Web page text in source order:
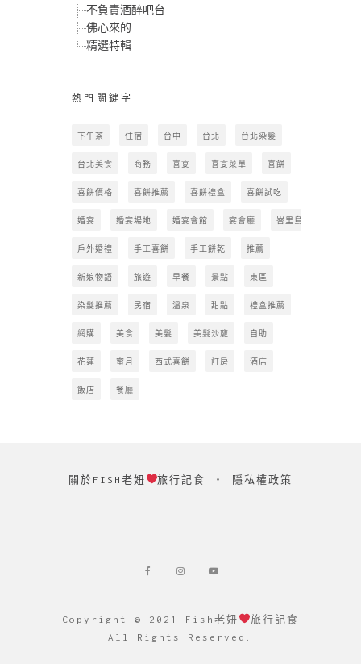
不負責酒醉吧台
佛心來的
精選特輯
熱門關鍵字
下午茶 住宿 台中 台北 台北染髮
台北美食 商務 喜宴 喜宴菜單 喜餅
喜餅價格 喜餅推薦 喜餅禮盒 喜餅試吃
婚宴 婚宴場地 婚宴會館 宴會廳 峇里島
戶外婚禮 手工喜餅 手工餅乾 推薦
新娘物語 旅遊 早餐 景點 東區
染髮推薦 民宿 溫泉 甜點 禮盒推薦
網購 美食 美髮 美髮沙龍 自助
花蓮 蜜月 西式喜餅 訂房 酒店
飯店 餐廳
關於FISH老妞 旅行記食 ‧ 隱私權政策
Copyright © 2021 Fish老妞
旅行記食
All Rights Reserved.